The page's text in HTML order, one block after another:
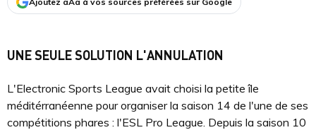
UNE SEULE SOLUTION L'ANNULATION
L'Electronic Sports League avait choisi la petite île
méditérranéenne pour organiser la saison 14 de l'une de ses
compétitions phares : l'ESL Pro League. Depuis la saison 10